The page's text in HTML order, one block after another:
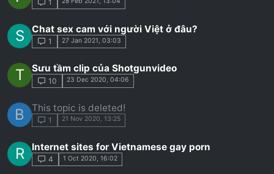
1
S Chat sex cam với người Việt ở đâu?
1 27 Jan 2021, 03:03
T Sưu tầm clip của Shotgunvideo
10 23 Dec 2020, 04:06
B This topic is deleted!
1 21 Nov 2020, 13:25
R Internet sites for Vietnamese gay porn
4 1 Oct 2020, 16:02